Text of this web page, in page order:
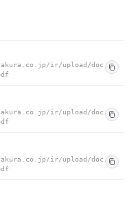
ir/upload/doc
ir/upload/doc
ir/upload/doc